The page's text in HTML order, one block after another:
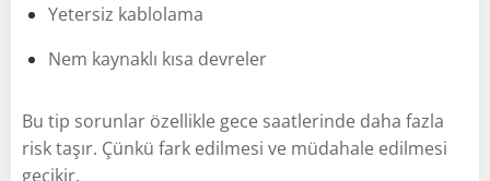
Yetersiz kablolama
Nem kaynaklı kısa devreler
Bu tip sorunlar özellikle gece saatlerinde daha fazla
risk taşır. Çünkü fark edilmesi ve müdahale edilmesi
gecikir.